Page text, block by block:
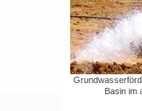
Basin im